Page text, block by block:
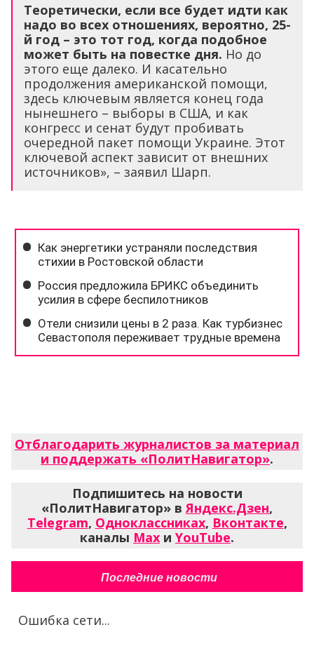
Теоретически, если все будет идти как
надо во всех отношениях, вероятно, 25-
й год – это тот год, когда подобное
может быть на повестке дня. Но до
этого еще далеко. И касательно
продолжения американской помощи,
здесь ключевым является конец года
нынешнего – выборы в США, и как
конгресс и сенат будут пробивать
очередной пакет помощи Украине. Этот
ключевой аспект зависит от внешних
источников», – заявил Шарп.
Отблагодарить журналистов за материал
и поддержать «ПолитНавигатор».
Подпишитесь на новости
«ПолитНавигатор» в Яндекс.Дзен,
Telegram, Одноклассниках, Вконтакте,
каналы Max и YouTube.
Последние новости
Ошибка сети...